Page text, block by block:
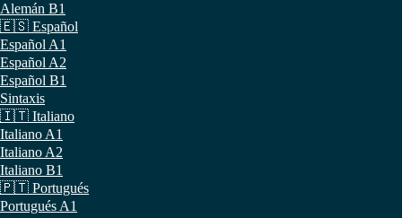
Alemán B1
🇪🇸 Español
Español A1
Español A2
Español B1
Sintaxis
🇮🇹 Italiano
Italiano A1
Italiano A2
Italiano B1
🇵🇹 Portugués
Portugués A1